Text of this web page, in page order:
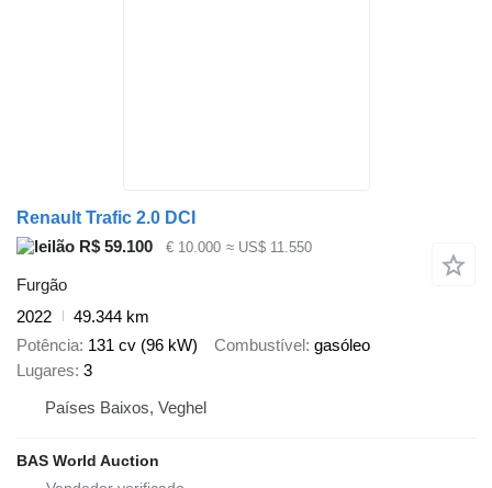
Renault Trafic 2.0 DCI
R$ 59.100
€ 10.000 ≈ US$ 11.550
Furgão
2022
49.344 km
Potência 131 cv (96 kW) Combustível gasóleo
Lugares 3
Países Baixos, Veghel
BAS World Auction